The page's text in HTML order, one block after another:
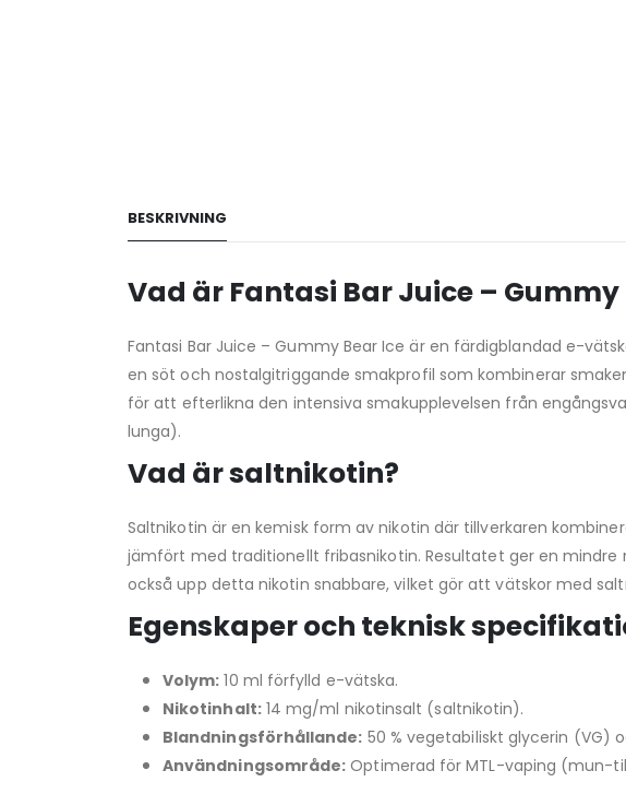
BESKRIVNING
Vad är Fantasi Bar Juice –
Fantasi Bar Juice – Gummy Bear Ice är en färdigblandad e-
en söt och nostalgitriggande smakprofil som kombinerar
för att efterlikna den intensiva smakupplevelsen från
lunga).
Vad är saltnikotin?
Saltnikotin är en kemisk form av nikotin där tillverkaren
jämfört med traditionellt fribasnikotin. Resultatet ger en mindre
också upp detta nikotin snabbare, vilket gör att vätskor med
Egenskaper och teknisk
Volym: 10 ml förfylld e-vätska.
Nikotinhalt:14 mg/ml nikotinsalt (saltnikotin).
Blandningsförhållande: 50 % vegetabiliskt glycerin (VG)
Användningsområde: Optimerad för MTL-vaping (mun-